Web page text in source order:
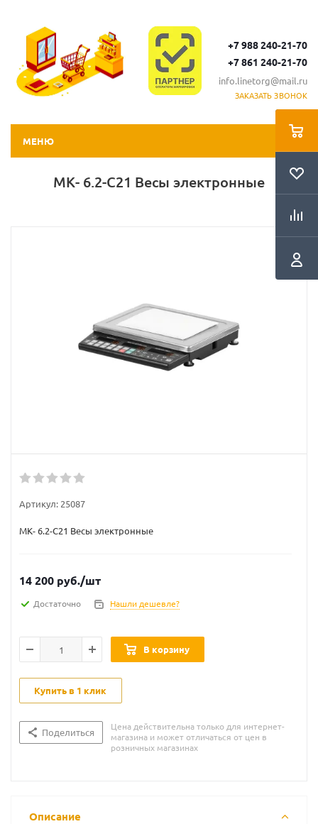
+7 988 240-21-70
+7 861 240-21-70
info.linetorg@mail.ru
ЗАКАЗАТЬ ЗВОНОК
МЕНЮ
МК- 6.2-С21 Весы электронные
Артикул: 25087
МК- 6.2-С21 Весы электронные
14 200 руб./шт
Достаточно Нашли дешевле?
В корзину
Купить в 1 клик
Поделиться
Цена действительна только для интернет-
магазина и может отличаться от цен в
розничных магазинах
Описание